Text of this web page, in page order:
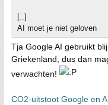
[..]
AI moet je niet geloven
Tja Google AI gebruikt
Griekenland, dus dan
verwachten!
CO2-uitstoot Google en